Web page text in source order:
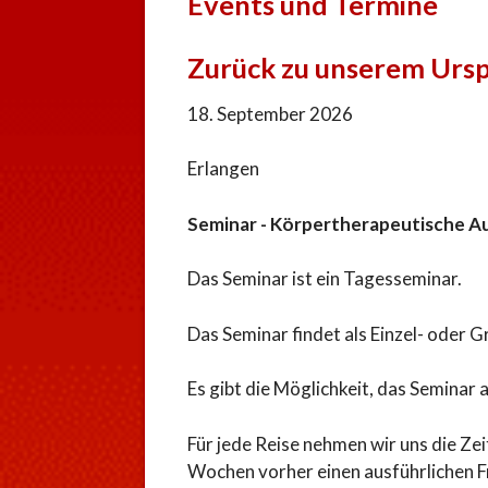
Zurück zu unserem
18. September 2026
Erlangen
Seminar - Körpertherapeutische
Das Seminar ist ein Tagesseminar.
Das Seminar findet als Einzel- oder
Es gibt die Möglichkeit, das
Für jede Reise nehmen wir uns die
Wochen vorher einen ausführlichen